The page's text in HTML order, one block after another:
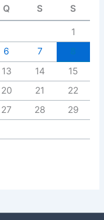
Q S S
1
6 7
13 14
15
20 21
22
27 28
29